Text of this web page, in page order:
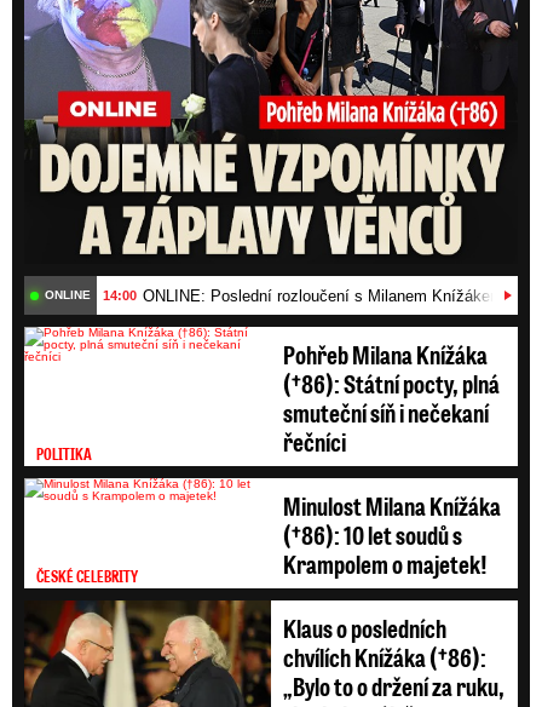
ONLINE 14:00 ONLINE: Poslední rozloučení s Milanem Knížákem
POLITIKA
Pohřeb Milana Knížáka
(†86): Státní pocty, plná
smuteční síň i nečekaní
řečníci
ČESKÉ CELEBRITY
Minulost Milana Knížáka
(†86): 10 let soudů s
Krampolem o majetek!
Klaus o posledních
chvílích Knížáka (†86):
„Bylo to o držení za ruku,